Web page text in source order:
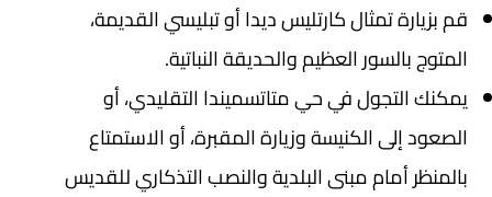
قم بزيارة تمثال كارتليس ديدا أو تبليسي القديمة،
المتوج بالسور العظيم والحديقة النباتية.
يمكنك التجول في حي متاتسميندا التقليدي، أو
الصعود إلى الكنيسة وزيارة المقبرة، أو الاستمتاع
بالمنظر أمام مبنى البلدية والنصب التذكاري للقديس